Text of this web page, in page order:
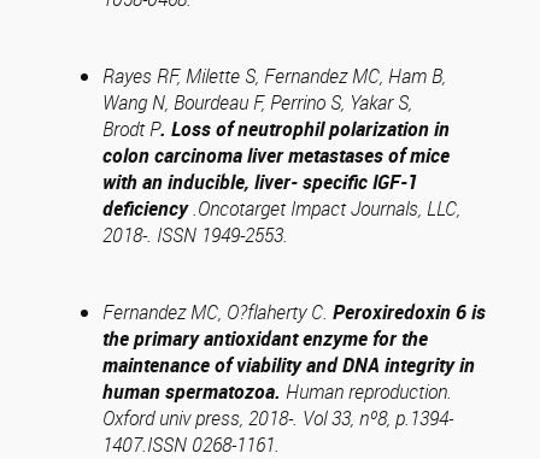
Rayes RF, Milette S, Fernandez MC, Ham B,
Wang N, Bourdeau F, Perrino S, Yakar S,
Brodt P. Loss of neutrophil polarization in
colon carcinoma liver metastases of mice
with an inducible, liver- specific IGF-1
deficiency.Oncotarget Impact Journals, LLC,
2018-. ISSN 1949-2553.
Fernandez MC, O?flaherty C. Peroxiredoxin 6 is
the primary antioxidant enzyme for the
maintenance of viability and DNA integrity in
human spermatozoa. Human reproduction.
Oxford univ press, 2018-. Vol 33, nº8, p.1394-
1407.ISSN 0268-1161.